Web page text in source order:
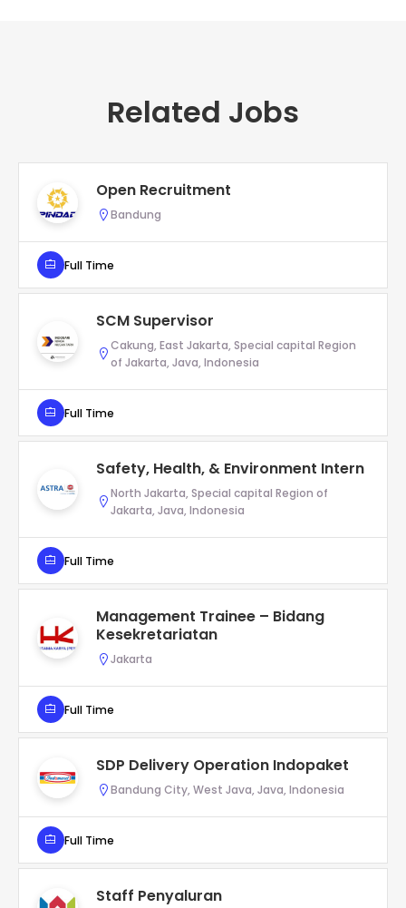
Related Jobs
Open Recruitment
Bandung
Full Time
SCM Supervisor
Cakung, East Jakarta, Special capital Region
of Jakarta, Java, Indonesia
Full Time
Safety, Health, & Environment Intern
North Jakarta, Special capital Region of
Jakarta, Java, Indonesia
Full Time
Management Trainee – Bidang
Kesekretariatan
Jakarta
Full Time
SDP Delivery Operation Indopaket
Bandung City, West Java, Java, Indonesia
Full Time
Staff Penyaluran